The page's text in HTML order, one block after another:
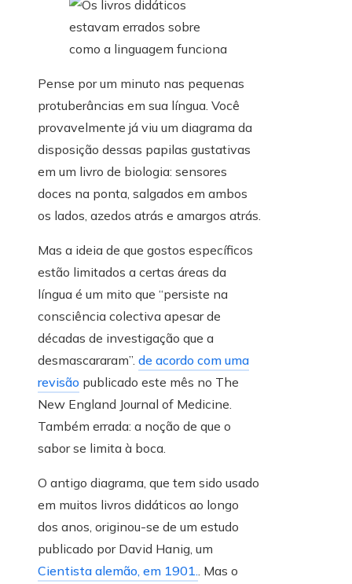
Pense por um minuto nas pequenas
protuberâncias em sua língua. Você
provavelmente já viu um diagrama da
disposição dessas papilas gustativas
em um livro de biologia: sensores
doces na ponta, salgados em ambos
os lados, azedos atrás e amargos atrás.
Mas a ideia de que gostos específicos
estão limitados a certas áreas da
língua é um mito que “persiste na
consciência colectiva apesar de
décadas de investigação que a
desmascararam”. de acordo com uma
revisão publicado este mês no The
New England Journal of Medicine.
Também errada: a noção de que o
sabor se limita à boca.
O antigo diagrama, que tem sido usado
em muitos livros didáticos ao longo
dos anos, originou-se de um estudo
publicado por David Hanig, um
Cientista alemão, em 1901.. Mas o